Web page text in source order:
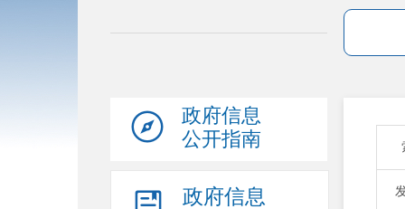
政府信息
公开指南
政府信息